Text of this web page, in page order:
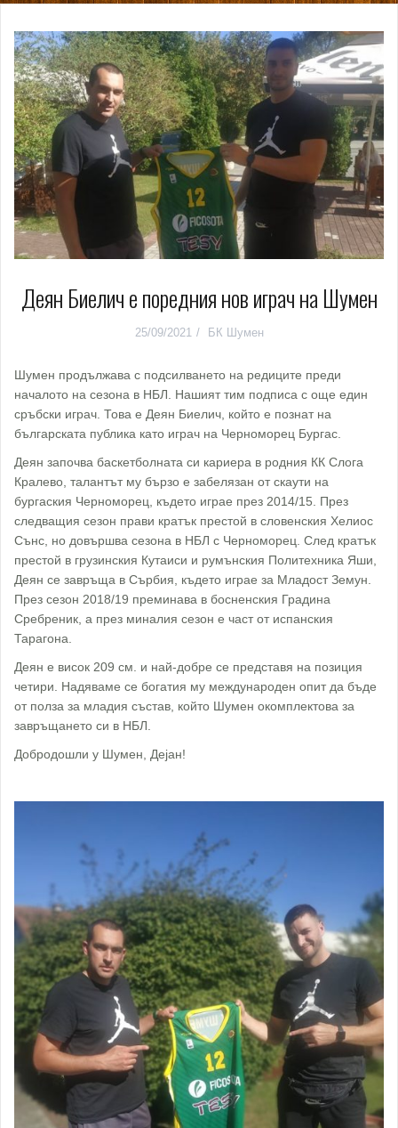
Деян Биелич е поредния нов играч на Шумен
25/09/2021 БК Шумен
Шумен продължава с подсилването на редиците преди
началото на сезона в НБЛ. Нашият тим подписа с още един
сръбски играч. Това е Деян Биелич, който е познат на
българската публика като играч на Черноморец Бургас.
Деян започва баскетболната си кариера в родния КК Слога
Кралево, талантът му бързо е забелязан от скаути на
бургаския Черноморец, където играе през 2014/15. През
следващия сезон прави кратък престой в словенския Хелиос
Сънс, но довършва сезона в НБЛ с Черноморец. След кратък
престой в грузинския Кутаиси и румънския Политехника Яши,
Деян се завръща в Сърбия, където играе за Младост Земун.
През сезон 2018/19 преминава в босненския Градина
Сребреник, а през миналия сезон е част от испанския
Тарагона.
Деян е висок 209 см. и най-добре се представя на позиция
четири. Надяваме се богатия му международен опит да бъде
от полза за младия състав, който Шумен окомплектова за
завръщането си в НБЛ.
Добродошли у Шумен, Деjан!